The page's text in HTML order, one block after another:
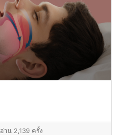
อ่าน 2,139 ครั้ง